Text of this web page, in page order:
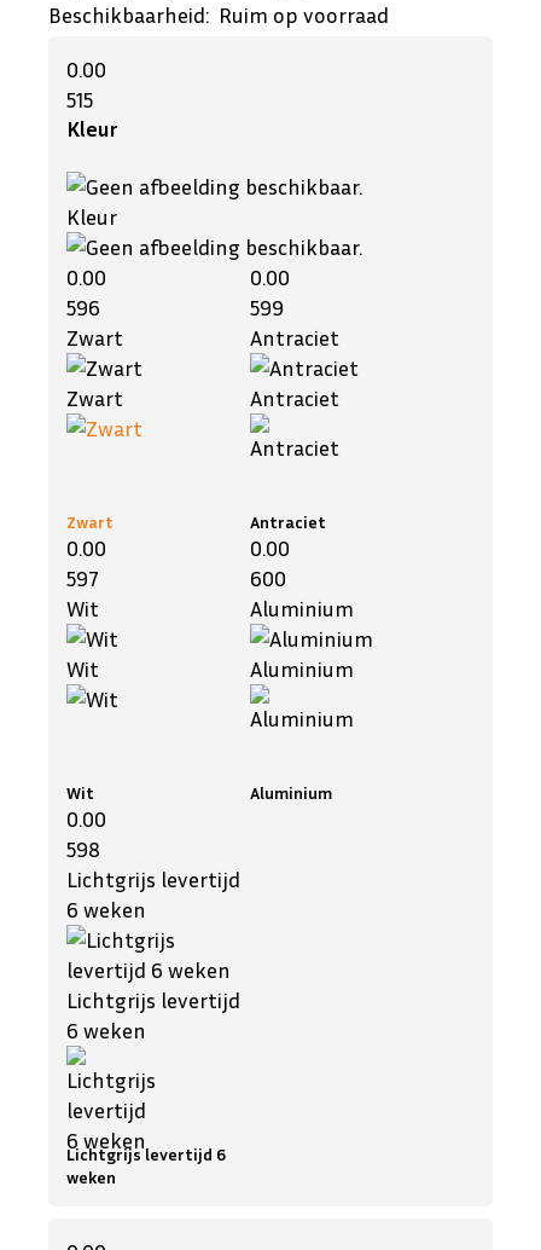
Beschikbaarheid: Ruim op voorraad
0.00
515
Kleur
Kleur
0.00
596
Zwart
Zwart
Zwart
0.00
599
Antraciet
Antraciet
Antraciet
0.00
597
Wit
Wit
Wit
0.00
600
Aluminium
Aluminium
Aluminium
0.00
598
Lichtgrijs levertijd
6 weken
Lichtgrijs levertijd
6 weken
Lichtgrijs levertijd 6
weken